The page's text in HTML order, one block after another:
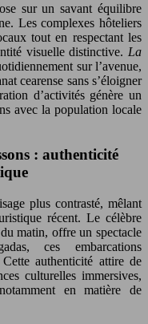
sur un savant équilibre
Les complexes hôteliers
tout en respectant les
visuelle distinctive. La
sur l’avenue,
cearense sans s’éloigner
d’activités génère un
avec la population locale
: authenticité
plus contrasté, mêlant
récent. Le célèbre
matin, offre un spectacle
ces embarcations
authenticité attire de
culturelles immersives,
en matière de